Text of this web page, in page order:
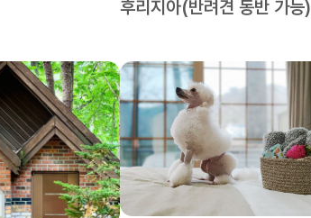
후리지아(반려견 동반 가능)